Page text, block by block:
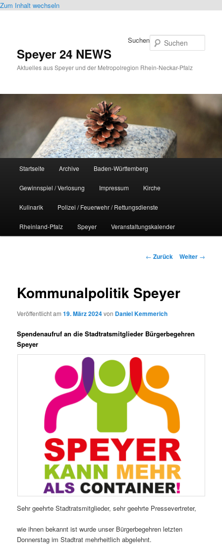
Zum Inhalt wechseln
Speyer 24 NEWS
Aktuelles aus Speyer und der Metropolregion Rhein-Neckar-Pfalz
Suchen
Startseite Archive Baden-Württemberg
Gewinnspiel / Verlosung Impressum Kirche
Kulinarik Polizei / Feuerwehr / Rettungsdienste
Rheinland-Pfalz Speyer Veranstaltungskalender
Beitrags-
← Zurück Weiter →
Kommunalpolitik Speyer
Veröffentlicht am19. März 2024von Daniel Kemmerich
Spendenaufruf an die Stadtratsmitglieder Bürgerbegehren
Speyer
Sehr geehrte Stadtratsmitglieder, sehr geehrte Pressevertreter,
wie ihnen bekannt ist wurde unser Bürgerbegehren letzten
Donnerstag im Stadtrat mehrheitlich abgelehnt.